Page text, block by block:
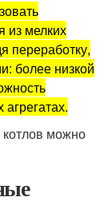
из мелких
переработку,
более низкой
можно